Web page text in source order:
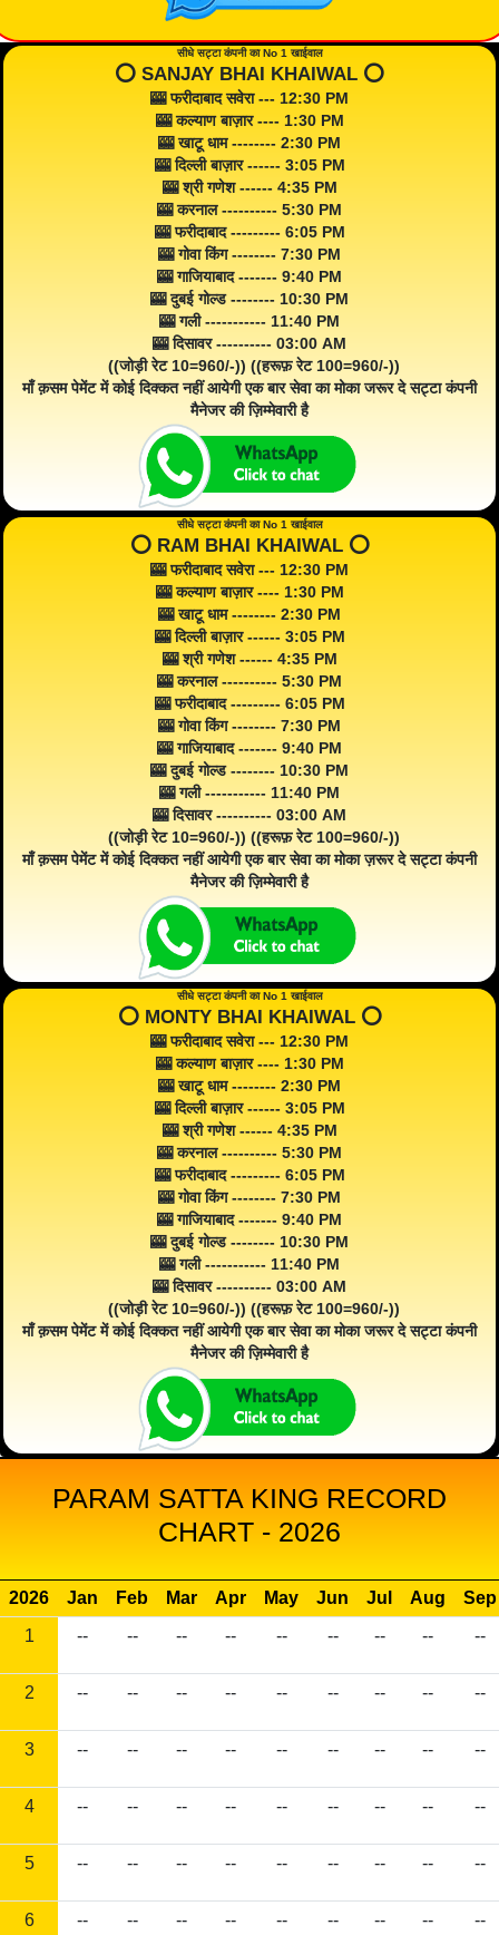
सीधे सट्टा कंपनी का No 1 खाईवाल
⭕️ SANJAY BHAI KHAIWAL ⭕️
🎰 फरीदाबाद सवेरा --- 12:30 PM
🎰 कल्याण बाज़ार ---- 1:30 PM
🎰 खाटू धाम -------- 2:30 PM
🎰 दिल्ली बाज़ार ------ 3:05 PM
🎰 श्री गणेश ------ 4:35 PM
🎰 करनाल ---------- 5:30 PM
🎰 फरीदाबाद --------- 6:05 PM
🎰 गोवा किंग -------- 7:30 PM
🎰 गाजियाबाद ------- 9:40 PM
🎰 दुबई गोल्ड -------- 10:30 PM
🎰 गली ----------- 11:40 PM
🎰 दिसावर ---------- 03:00 AM
((जोड़ी रेट 10=960/-)) ((हरूफ़ रेट 100=960/-))
माँ क़सम पेमेंट में कोई दिक्कत नहीं आयेगी एक बार सेवा का मोका जरूर दे सट्टा कंपनी
मैनेजर की ज़िम्मेवारी है
सीधे सट्टा कंपनी का No 1 खाईवाल
⭕️ RAM BHAI KHAIWAL ⭕️
🎰 फरीदाबाद सवेरा --- 12:30 PM
🎰 कल्याण बाज़ार ---- 1:30 PM
🎰 खाटू धाम -------- 2:30 PM
🎰 दिल्ली बाज़ार ------ 3:05 PM
🎰 श्री गणेश ------ 4:35 PM
🎰 करनाल ---------- 5:30 PM
🎰 फरीदाबाद --------- 6:05 PM
🎰 गोवा किंग -------- 7:30 PM
🎰 गाजियाबाद ------- 9:40 PM
🎰 दुबई गोल्ड -------- 10:30 PM
🎰 गली ----------- 11:40 PM
🎰 दिसावर ---------- 03:00 AM
((जोड़ी रेट 10=960/-)) ((हरूफ़ रेट 100=960/-))
माँ क़सम पेमेंट में कोई दिक्कत नहीं आयेगी एक बार सेवा का मोका ज़रूर दे सट्टा कंपनी
मैनेजर की ज़िम्मेवारी है
सीधे सट्टा कंपनी का No 1 खाईवाल
⭕️ MONTY BHAI KHAIWAL ⭕️
🎰 फरीदाबाद सवेरा --- 12:30 PM
🎰 कल्याण बाज़ार ---- 1:30 PM
🎰 खाटू धाम -------- 2:30 PM
🎰 दिल्ली बाज़ार ------ 3:05 PM
🎰 श्री गणेश ------ 4:35 PM
🎰 करनाल ---------- 5:30 PM
🎰 फरीदाबाद --------- 6:05 PM
🎰 गोवा किंग -------- 7:30 PM
🎰 गाजियाबाद ------- 9:40 PM
🎰 दुबई गोल्ड -------- 10:30 PM
🎰 गली ----------- 11:40 PM
🎰 दिसावर ---------- 03:00 AM
((जोड़ी रेट 10=960/-)) ((हरूफ़ रेट 100=960/-))
माँ क़सम पेमेंट में कोई दिक्कत नहीं आयेगी एक बार सेवा का मोका जरूर दे सट्टा कंपनी
मैनेजर की ज़िम्मेवारी है
PARAM SATTA KING RECORD
CHART - 2026
2026 Jan Feb Mar Apr May Jun Jul Aug
Sep
1
-- -- -- -- -- -- -- -- --
2 -- -- -- -- -- -- -- -- --
3 -- -- -- -- -- -- -- -- --
4 -- -- -- -- -- -- -- -- --
5 -- -- -- -- -- -- -- -- --
6 -- -- -- -- -- -- -- -- --